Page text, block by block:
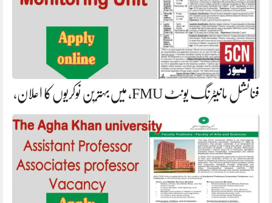
فنانشل مانیٹرنگ یونٹ FMU، میں‌بہترین نوکریوں‌کا اعلان،